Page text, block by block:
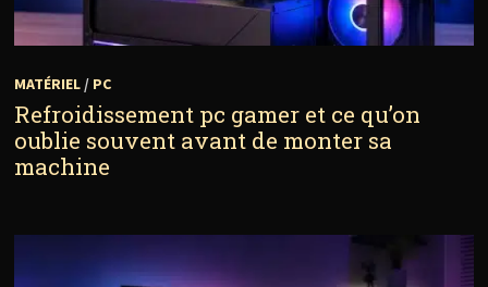
MATÉRIEL/ PC
Refroidissement pc gamer et ce qu’on
oublie souvent avant de monter sa
machine